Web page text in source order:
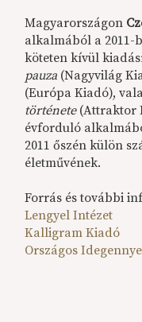
Magyarországon
alkalmából a 2011-
köteten kívül
pauza (Nagyvilág
(Európa Kiadó),
története (Attraktor
évforduló
2011 őszén külön
életművének.
Forrás és további
Lengyel Intézet
Kalligram Kiadó
Országos